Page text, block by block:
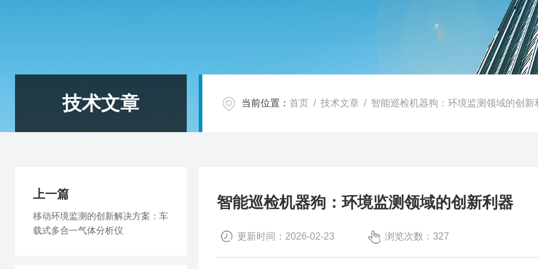
技术文章 当前位置： 首页 / 技术文章 / 智能巡检机器狗：环境监测领域的创新
智能巡检机器狗：环境监测领域的创新利器
更新时间：2026-02-23 浏览次数：327
上一篇
移动环境监测的创新解决方案：车
载式多合一气体分析仪